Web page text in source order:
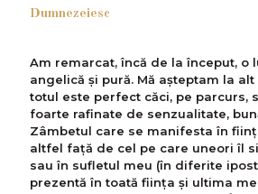
Dumnezeiesc
Am remarcat, încă de la început, o
angelică și pură. Mă așteptam la
totul este perfect căci, pe parcurs,
foarte rafinate de senzualitate,
Zâmbetul care se manifesta în
altfel față de cel pe care uneori îl
sau în sufletul meu (în diferite
prezentă în toată ființa și ultima